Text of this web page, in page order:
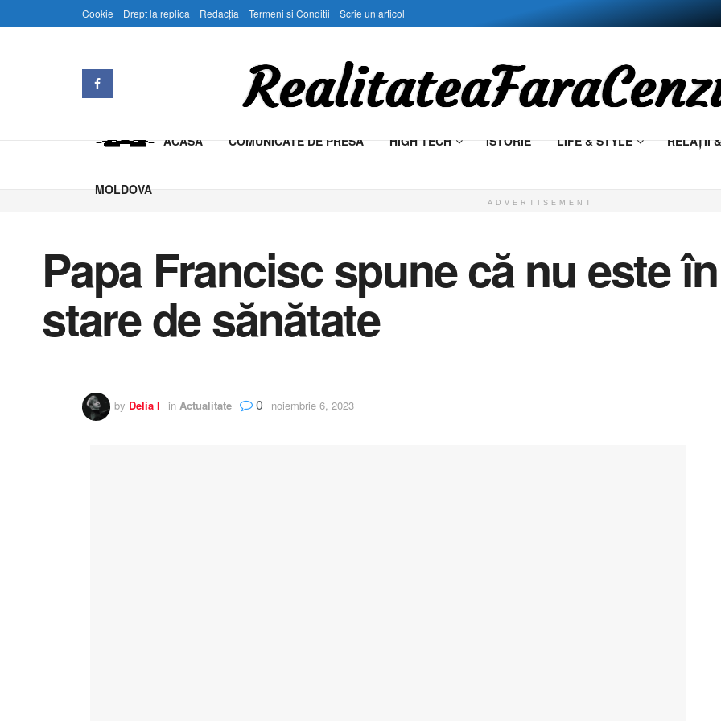
Cookie Drept la replica Redacția Termeni si Conditii Scrie un articol
ACASA COMUNICATE DE PRESĂ HIGH TECH ISTORIE LIFE & STYLE RELAŢII
MOLDOVA
ADVERTISEMENT
Papa Francisc spune că nu este
stare de sănătate
by Delia I in Actualitate 0 noiembrie 6, 2023